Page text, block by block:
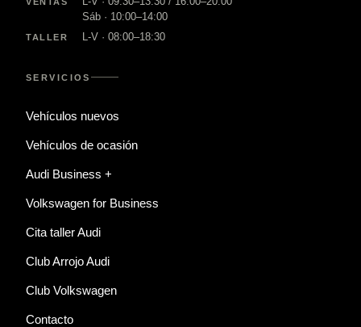
Sáb · 10:00–14:00
TALLER L-V · 08:00–18:30
SERVICIOS
Vehículos nuevos
Vehículos de ocasión
Audi Business +
Volkswagen for Business
Cita taller Audi
Club Arrojo Audi
Club Volkswagen
Contacto